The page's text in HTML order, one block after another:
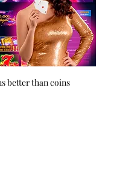
better than coins